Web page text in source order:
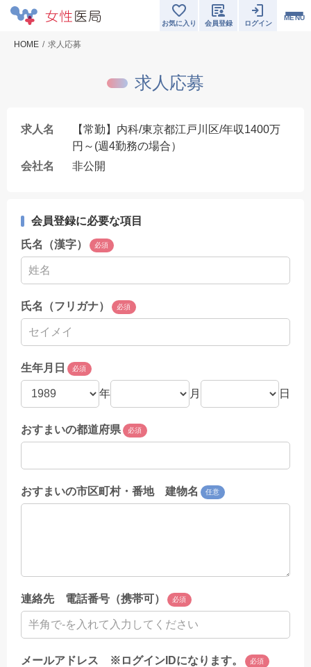
MENU
お気に入り 会員登録 ログイン
HOME 求人応募
求人応募
求人名
【常勤】内科/東京都江戸川区/年収1400万
円～(週4勤務の場合）
会社名
非公開
会員登録に必要な項目
氏名（漢字）
必須
氏名（フリガナ） 必須
生年月日 必須
年 月 日
おすまいの都道府県 必須
おすまいの市区町村・番地 建物名 任意
連絡先 電話番号（携帯可） 必須
メールアドレス ※ログインIDになります。 必須